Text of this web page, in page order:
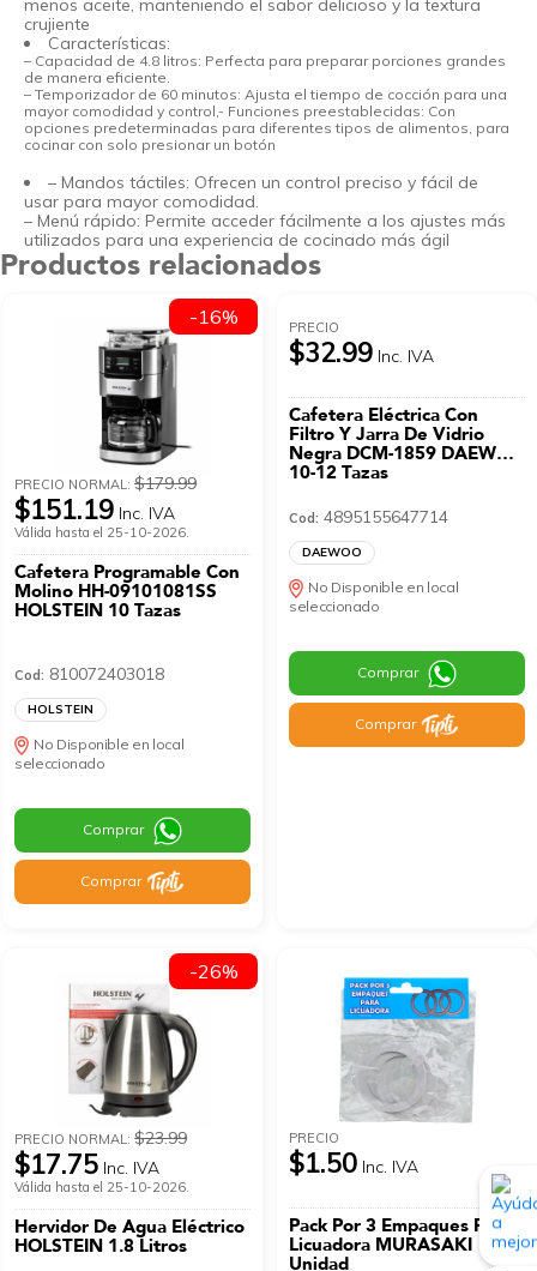
menos aceite, manteniendo el sabor delicioso y la textura
crujiente
Características:
– Capacidad de 4.8 litros: Perfecta para preparar porciones grandes
de manera eficiente.
– Temporizador de 60 minutos: Ajusta el tiempo de cocción para una
mayor comodidad y control,- Funciones preestablecidas: Con
opciones predeterminadas para diferentes tipos de alimentos, para
cocinar con solo presionar un botón
– Mandos táctiles: Ofrecen un control preciso y fácil de
usar para mayor comodidad.
– Menú rápido: Permite acceder fácilmente a los ajustes más
utilizados para una experiencia de cocinado más ágil
Productos relacionados
PRECIO NORMAL:$179.99
$151.19 Inc. IVA
Válida hasta el 25-10-2026.
Cafetera Programable Con
Molino HH-09101081SS
HOLSTEIN 10 Tazas
Cod: 810072403018
HOLSTEIN
No Disponible en local
seleccionado
Comprar
Comprar
-16% PRECIO
$32.99 Inc. IVA
Cafetera Eléctrica Con
Filtro Y Jarra De Vidrio
Negra DCM-1859 DAEWOO
10-12 Tazas
Cod: 4895155647714
DAEWOO
No Disponible en local
seleccionado
Comprar
Comprar
PRECIO NORMAL:$23.99
$17.75 Inc. IVA
Válida hasta el 25-10-2026.
Hervidor De Agua Eléctrico
HOLSTEIN 1.8 Litros
-26%
PRECIO
$1.50 Inc. IVA
Pack Por 3 Empaques Para
Licuadora MURASAKI
Unidad